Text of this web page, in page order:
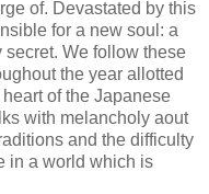
of. Devastated by this
for a new soul: a
We follow these
the year allotted
of the Japanese
with melancholy aout
and the difficulty
in a world which is